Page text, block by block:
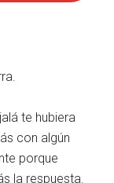
te hubiera
con algún
porque
la respuesta.